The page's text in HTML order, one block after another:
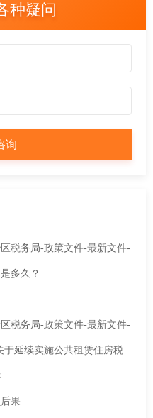
种疑问
税务局-政策文件-最新文件-
参保长效机制的指导意见
多久？
税务局-政策文件-最新文件-
以旧换新有关工作的通知
于延续实施公共租赁住房税
果